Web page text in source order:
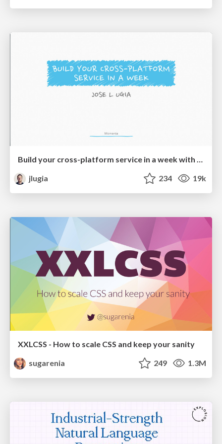
Build your cross-platform service in a week with App Engine
jlugia
234 19k
XXLCSS - How to scale CSS and keep your sanity
sugarenia
249 1.3M